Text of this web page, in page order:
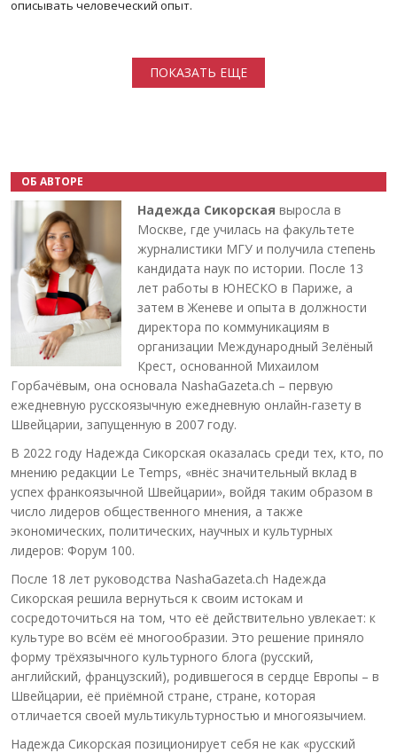
описывать человеческий опыт.
ПОКАЗАТЬ ЕЩЕ
ОБ АВТОРЕ
Надежда Сикорская выросла в
Москве, где училась на факультете
журналистики МГУ и получила степень
кандидата наук по истории. После 13
лет работы в ЮНЕСКО в Париже, а
затем в Женеве и опыта в должности
директора по коммуникациям в
организации Международный Зелёный
Крест, основанной Михаилом
Горбачёвым, она основала NashaGazeta.ch – первую
ежедневную русскоязычную ежедневную онлайн-газету в
Швейцарии, запущенную в 2007 году.
В 2022 году Надежда Сикорская оказалась среди тех, кто, по
мнению редакции Le Temps, «внёс значительный вклад в
успех франкоязычной Швейцарии», войдя таким образом в
число лидеров общественного мнения, а также
экономических, политических, научных и культурных
лидеров: Форум 100.
После 18 лет руководства NashaGazeta.ch Надежда
Сикорская решила вернуться к своим истокам и
сосредоточиться на том, что её действительно увлекает: к
культуре во всём её многообразии. Это решение приняло
форму трёхязычного культурного блога (русский,
английский, французский), родившегося в сердце Европы – в
Швейцарии, её приёмной стране, стране, которая
отличается своей мультикультурностью и многоязычием.
Надежда Сикорская позиционирует себя не как «русский